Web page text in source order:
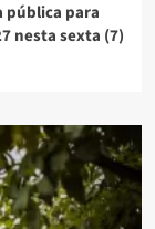
pública para
nesta sexta (7)